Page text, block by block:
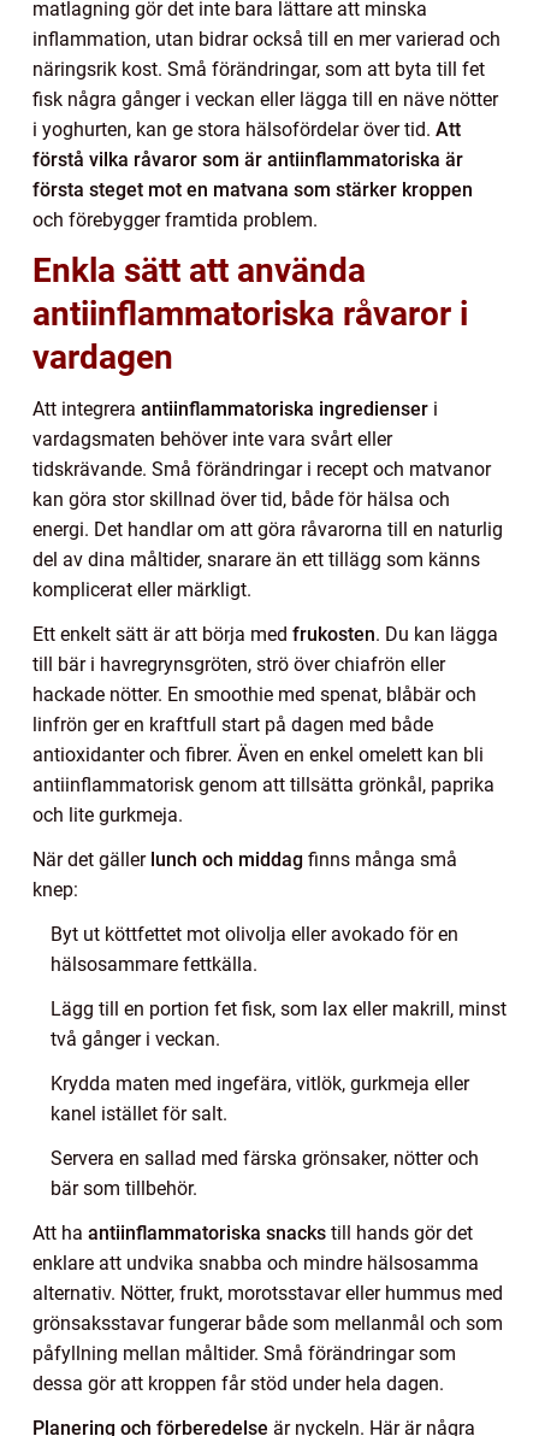
matlagning gör det inte bara lättare att minska
inflammation, utan bidrar också till en mer varierad och
näringsrik kost. Små förändringar, som att byta till fet
fisk några gånger i veckan eller lägga till en näve nötter
i yoghurten, kan ge stora hälsofördelar över tid. Att
förstå vilka råvaror som är antiinflammatoriska är
första steget mot en matvana som stärker kroppen
och förebygger framtida problem.
Enkla sätt att använda
antiinflammatoriska råvaror i
vardagen
Att integrera antiinflammatoriska ingredienser i
vardagsmaten behöver inte vara svårt eller
tidskrävande. Små förändringar i recept och matvanor
kan göra stor skillnad över tid, både för hälsa och
energi. Det handlar om att göra råvarorna till en naturlig
del av dina måltider, snarare än ett tillägg som känns
komplicerat eller märkligt.
Ett enkelt sätt är att börja med frukosten. Du kan lägga
till bär i havregrynsgröten, strö över chiafrön eller
hackade nötter. En smoothie med spenat, blåbär och
linfrön ger en kraftfull start på dagen med både
antioxidanter och fibrer. Även en enkel omelett kan bli
antiinflammatorisk genom att tillsätta grönkål, paprika
och lite gurkmeja.
När det gäller lunch och middag finns många små
knep:
Byt ut köttfettet mot olivolja eller avokado för en
hälsosammare fettkälla.
Lägg till en portion fet fisk, som lax eller makrill, minst
två gånger i veckan.
Krydda maten med ingefära, vitlök, gurkmeja eller
kanel istället för salt.
Servera en sallad med färska grönsaker, nötter och
bär som tillbehör.
Att ha antiinflammatoriska snacks till hands gör det
enklare att undvika snabba och mindre hälsosamma
alternativ. Nötter, frukt, morotsstavar eller hummus med
grönsaksstavar fungerar både som mellanmål och som
påfyllning mellan måltider. Små förändringar som
dessa gör att kroppen får stöd under hela dagen.
Planering och förberedelse är nyckeln. Här är några